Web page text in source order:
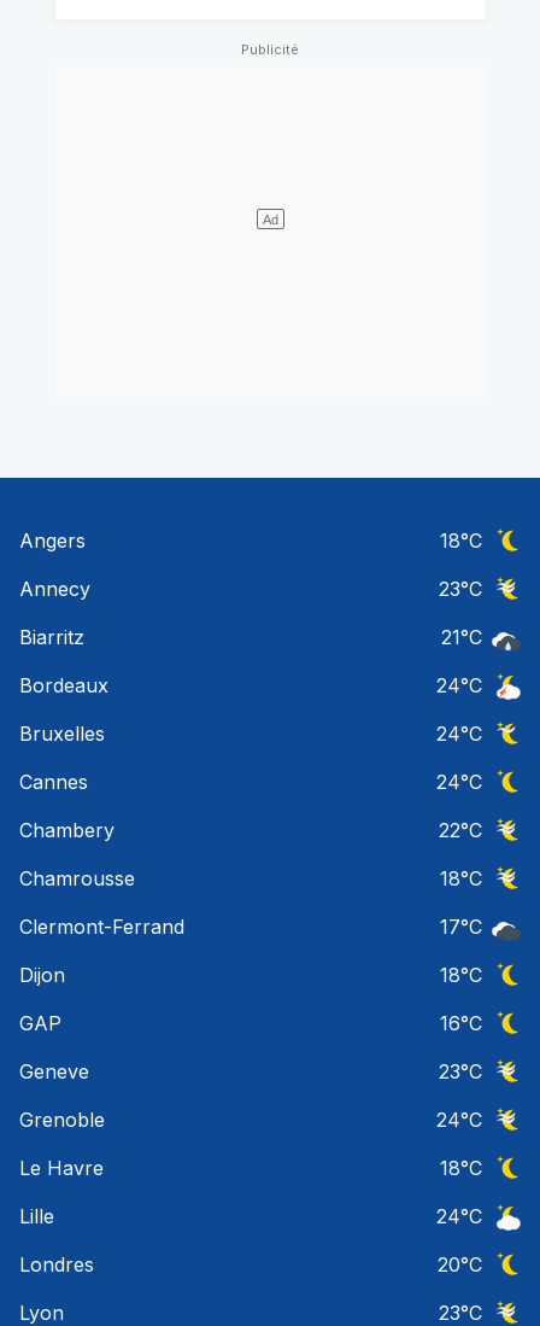
Angers 18°C
Annecy
23°C
Biarritz
21°C
Bordeaux
24°C
Bruxelles
24°C
Cannes
24°C
Chambery
22°C
Chamrousse
18°C
Clermont-Ferrand
17°C
Dijon
18°C
GAP
16°C
Geneve
23°C
Grenoble
24°C
Le Havre
18°C
Lille
24°C
Londres
20°C
Lyon
23°C